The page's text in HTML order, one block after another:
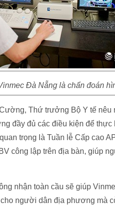
Đà Nẵng là chẩn đoán
Thứ trưởng Bộ Y tế nêu
đầy đủ các điều kiện để thực
trọng là Tuần lễ Cấp cao
công lập trên địa bàn, giúp
nhận toàn cầu sẽ giúp
người dân địa phương mà